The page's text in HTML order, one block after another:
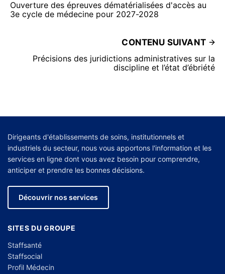
Ouverture des épreuves dématérialisées d'accès au
3e cycle de médecine pour 2027-2028
CONTENU SUIVANT
Précisions des juridictions administratives sur la
discipline et l’état d’ébriété
Dirigeants d'établissements de soins, institutionnels et
industriels du secteur, nous vous apportons l'information et les
services en ligne dont vous avez besoin pour comprendre,
anticiper et prendre les bonnes décisions.
Découvrir nos services
SITES DU GROUPE
Staffsanté
Staffsocial
Profil Médecin